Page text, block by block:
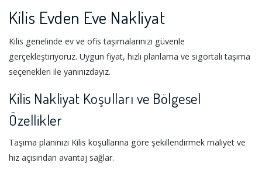
Kilis Evden Eve Nakliyat
Kilis genelinde ev ve ofis taşımalarınızı güvenle
gerçekleştiriyoruz. Uygun fiyat, hızlı planlama ve sigortalı taşıma
seçenekleri ile yanınızdayız.
Kilis Nakliyat Koşulları ve Bölgesel
Özellikler
Taşıma planınızı Kilis koşullarına göre şekillendirmek maliyet ve
hız açısından avantaj sağlar.